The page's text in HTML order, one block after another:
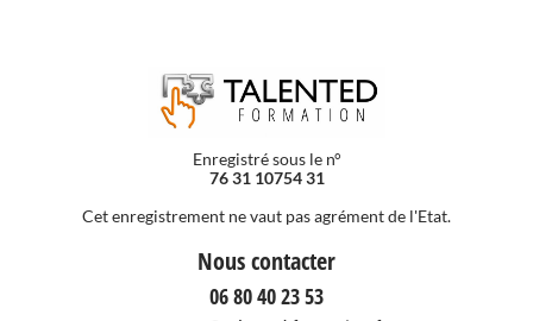
Enregistré sous le n°
76 31 10754 31
Cet enregistrement ne vaut pas agrément de l'Etat.
Nous contacter
06 80 40 23 53